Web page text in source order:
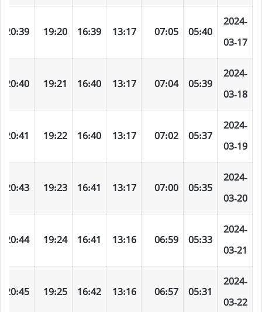
2024-
03-17
05:40
07:05
13:17
16:39
19:20
20:39
2024-
03-18
05:39
07:04
13:17
16:40
19:21
20:40
2024-
03-19
05:37
07:02
13:17
16:40
19:22
20:41
2024-
03-20
05:35
07:00
13:17
16:41
19:23
20:43
2024-
03-21
05:33
06:59
13:16
16:41
19:24
20:44
2024-
03-22
05:31
06:57
13:16
16:42
19:25
20:45